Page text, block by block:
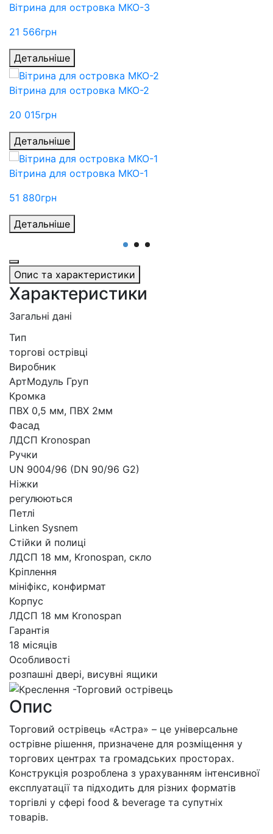
Вітрина для островка МКО-3
21 566грн
Детальніше
Вітрина для островка МКО-2
20 015грн
Детальніше
Вітрина для островка МКО-1
51 880грн
Детальніше
Опис та характеристики
Характеристики
Загальні дані
Тип
торгові острівці
Виробник
АртМодуль Груп
Кромка
ПВХ 0,5 мм, ПВХ 2мм
Фасад
ЛДСП Kronospan
Ручки
UN 9004/96 (DN 90/96 G2)
Ніжки
регулюються
Петлі
Linken Sysnem
Стійки й полиці
ЛДСП 18 мм, Kronospan, скло
Кріплення
мініфікс, конфирмат
Корпус
ЛДСП 18 мм Kronospan
Гарантія
18 місяців
Особливості
розпашні двері, висувні ящики
Опис
Торговий острівець «Астра» – це універсальне
острівне рішення, призначене для розміщення у
торгових центрах та громадських просторах.
Конструкція розроблена з урахуванням інтенсивної
експлуатації та підходить для різних форматів
торгівлі у сфері food & beverage та супутніх
товарів.